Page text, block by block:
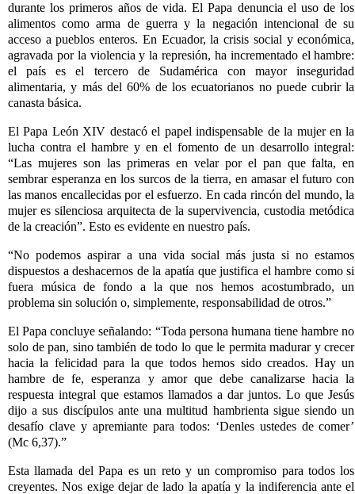
durante los primeros años de vida. El Papa denuncia el uso de los
alimentos como arma de guerra y la negación intencional de su
acceso a pueblos enteros. En Ecuador, la crisis social y económica,
agravada por la violencia y la represión, ha incrementado el hambre:
el país es el tercero de Sudamérica con mayor inseguridad
alimentaria, y más del 60% de los ecuatorianos no puede cubrir la
canasta básica.
El Papa León XIV destacó el papel indispensable de la mujer en la
lucha contra el hambre y en el fomento de un desarrollo integral:
“Las mujeres son las primeras en velar por el pan que falta, en
sembrar esperanza en los surcos de la tierra, en amasar el futuro con
las manos encallecidas por el esfuerzo. En cada rincón del mundo, la
mujer es silenciosa arquitecta de la supervivencia, custodia metódica
de la creación”. Esto es evidente en nuestro país.
“No podemos aspirar a una vida social más justa si no estamos
dispuestos a deshacernos de la apatía que justifica el hambre como si
fuera música de fondo a la que nos hemos acostumbrado, un
problema sin solución o, simplemente, responsabilidad de otros.”
El Papa concluye señalando: “Toda persona humana tiene hambre no
solo de pan, sino también de todo lo que le permita madurar y crecer
hacia la felicidad para la que todos hemos sido creados. Hay un
hambre de fe, esperanza y amor que debe canalizarse hacia la
respuesta integral que estamos llamados a dar juntos. Lo que Jesús
dijo a sus discípulos ante una multitud hambrienta sigue siendo un
desafío clave y apremiante para todos: ‘Denles ustedes de comer’
(Mc 6,37).”
Esta llamada del Papa es un reto y un compromiso para todos los
creyentes. Nos exige dejar de lado la apatía y la indiferencia ante el